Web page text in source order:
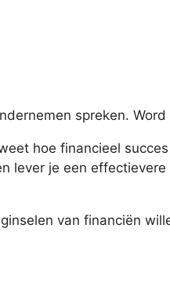
spreken.
hoe financieel
lever je een
van financiën